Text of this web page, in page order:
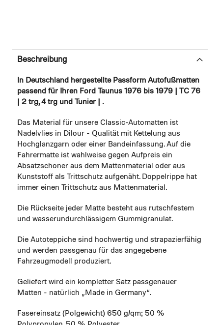
Beschreibung
In Deutschland hergestellte Passform Autofußmatten
passend für Ihren Ford Taunus 1976 bis 1979 | TC 76
| 2 trg, 4 trg und Tunier | .
Das Material für unsere Classic-Automatten ist
Nadelvlies in Dilour - Qualität mit Kettelung aus
Hochglanzgarn oder einer Bandeinfassung. Auf die
Fahrermatte ist wahlweise gegen Aufpreis ein
Absatzschoner aus dem Mattenmaterial oder aus
Kunststoff als Trittschutz aufgenäht. Doppelrippe hat
immer einen Trittschutz aus Mattenmaterial.
Die Rückseite jeder Matte besteht aus rutschfestem
und wasserundurchlässigem Gummigranulat.
Die Autoteppiche sind hochwertig und strapazierfähig
und werden passgenau für das angegebene
Fahrzeugmodell produziert.
Geliefert wird ein kompletter Satz passgenauer
Matten - natürlich „Made in Germany“.
Fasereinsatz (Polgewicht) 650 g/qm; 50 %